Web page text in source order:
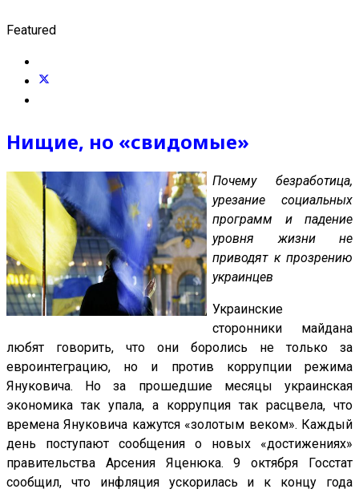
Featured
Нищие, но «свидомые»
Почему безработица,
урезание социальных
программ и падение
уровня жизни не
приводят к прозрению
украинцев
Украинские
сторонники майдана
любят говорить, что они боролись не только за
евроинтеграцию, но и против коррупции режима
Януковича. Но за прошедшие месяцы украинская
экономика так упала, а коррупция так расцвела, что
времена Януковича кажутся «золотым веком». Каждый
день поступают сообщения о новых «достижениях»
правительства Арсения Яценюка. 9 октября Госстат
сообщил, что инфляция ускорилась и к концу года